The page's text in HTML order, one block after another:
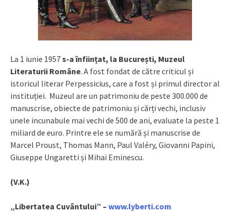
La 1 iunie 1957s-a înființat, la București, Muzeul
Literaturii Române. A fost fondat de către criticul și
istoricul literar Perpessicius, care a fost și primul director al
instituției. Muzeul are un patrimoniu de peste 300.000 de
manuscrise, obiecte de patrimoniu și cărți vechi, inclusiv
unele incunabule mai vechi de 500 de ani, evaluate la peste 1
miliard de euro. Printre ele se numără și manuscrise de
Marcel Proust, Thomas Mann, Paul Valéry, Giovanni Papini,
Giuseppe Ungaretti și Mihai Eminescu.
(V.K.)
„Libertatea Cuvântului” – www.lyberti.com